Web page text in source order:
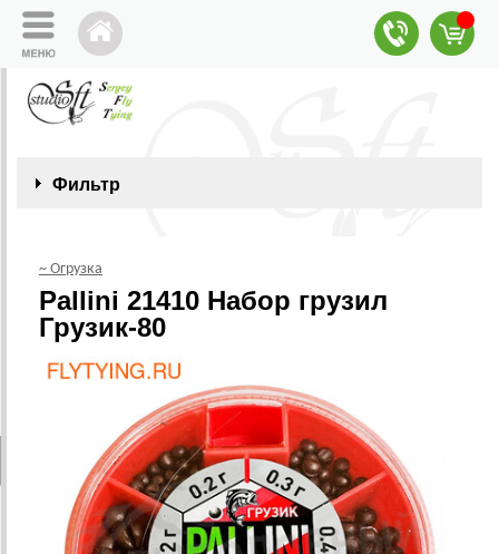
Фильтр
~ Огрузка
Pallini 21410 Набор грузил
Грузик-80